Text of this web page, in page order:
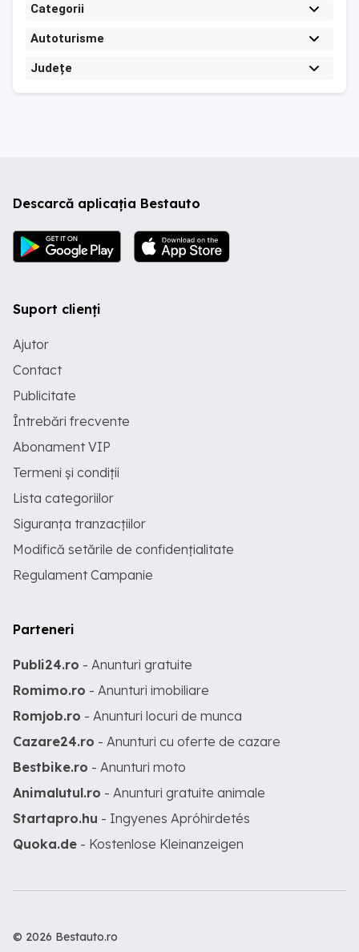
Categorii
Autoturisme
Județe
Descarcă aplicația Bestauto
Suport clienți
Ajutor
Contact
Publicitate
Întrebări frecvente
Abonament VIP
Termeni și condiții
Lista categoriilor
Siguranța tranzacțiilor
Modifică setările de confidențialitate
Regulament Campanie
Parteneri
Publi24.ro - Anunturi gratuite
Romimo.ro - Anunturi imobiliare
Romjob.ro - Anunturi locuri de munca
Cazare24.ro - Anunturi cu oferte de cazare
Bestbike.ro - Anunturi moto
Animalutul.ro - Anunturi gratuite animale
Startapro.hu - Ingyenes Apróhirdetés
Quoka.de - Kostenlose Kleinanzeigen
© 2026 Bestauto.ro